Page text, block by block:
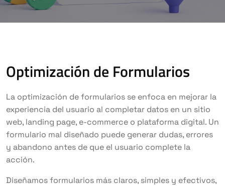
Optimización de Formularios
La optimización de formularios se enfoca en mejorar la
experiencia del usuario al completar datos en un sitio
web, landing page, e-commerce o plataforma digital. Un
formulario mal diseñado puede generar dudas, errores
y abandono antes de que el usuario complete la
acción.
Diseñamos formularios más claros, simples y efectivos,